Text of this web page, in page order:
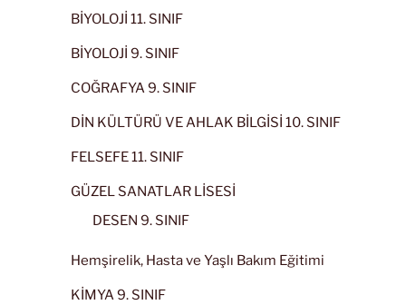
BİYOLOJİ 11. SINIF
BİYOLOJİ 9. SINIF
COĞRAFYA 9. SINIF
DİN KÜLTÜRÜ VE AHLAK BİLGİSİ 10. SINIF
FELSEFE 11. SINIF
GÜZEL SANATLAR LİSESİ
DESEN 9. SINIF
Hemşirelik, Hasta ve Yaşlı Bakım Eğitimi
KİMYA 9. SINIF